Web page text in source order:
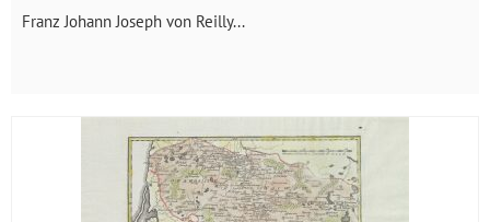
Franz Johann Joseph von Reilly...